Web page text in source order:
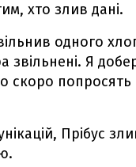
хто злив дані.
одного
звільнені. Я
скоро попросять
Прібус